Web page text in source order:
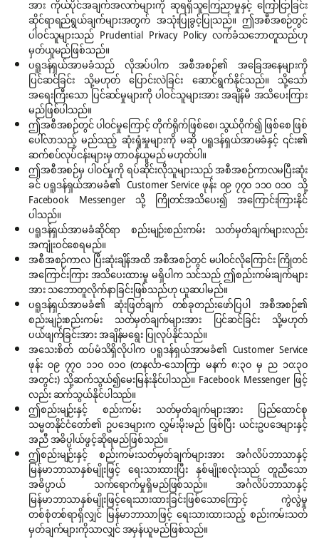
အား ကိုယ်ပိုင်အချက်အလက်များကို ဆုရရှိသူကြေညာမှုနှင့် ကြော်ငြာခြင်း
ဆိုင်ရာရည်ရွယ်ချက်များအတွက် အသုံးပြုခွင့်ပြုသည်။ ဤအစီအစဉ်တွင်
ပါဝင်သူများသည် Prudential Privacy Policy လက်ခံသဘောတူသည်ဟု
မှတ်ယူမည်ဖြစ်သည်။
ပရူဒန်ရှယ်အာမခံသည် လိုအပ်ပါက အစီအစဉ်၏ အခြေအနေများကို
ပြင်ဆင်ခြင်း သို့မဟုတ် ပြောင်းလဲခြင်း ဆောင်ရွက်နိုင်သည်။ သို့သော်
အရေးကြီးသော ပြင်ဆင်မှုများကို ပါဝင်သူများအား အချိန်မီ အသိပေးကြား
မည်ဖြစ်ပါသည်။
ဤအစီအစဉ်တွင် ပါဝင်မှုကြောင့် တိုက်ရိုက်ဖြစ်စေ၊ သွယ်၀ိုက်၍ ဖြစ်စေ ဖြစ်
ပေါ်လာသည့် မည်သည့် ဆုံးရှုံးမှုများကို မဆို ပရူဒန်ရှယ်အာမခံနှင့် ၎င်း၏
ဆက်စပ်လုပ်ငန်းများမှ တာဝန်ယူမည် မဟုတ်ပါ။
ဤအစီအစဉ်မှ ပါဝင်မှုကို ရပ်ဆိုင်းလိုသူများသည် အစီအစဉ်ကာလမပြီးဆုံး
ခင် ပရူဒန်ရှယ်အာမခံ၏ Customer Service ဖုန်း ၀၉ ၇၇၀ ၁၁၀ ၀၁၀ သို့
Facebook Messenger သို့ ကြိုတင်အသိပေး၍ အကြောင်းကြားနိုင်
ပါသည်။
ပရူဒန်ရှယ်အာမခံဆိုင်ရာ စည်းမျဉ်းစည်းကမ်း သတ်မှတ်ချက်များလည်း
အကျုံးဝင်စေရမည်။
အစီအစဉ်ကာလ ပြီးဆုံးချိန်အထိ အစီအစဉ်တွင် မပါ၀င်လိုကြောင်း ကြိုတင်
အကြောင်းကြား အသိပေးထားမှု မရှိပါက သင်သည် ဤစည်းကမ်းချက်များ
အား သဘောတူလိုက်နာခြင်းဖြစ်သည်ဟု ယူဆပါမည်။
ပရူဒန်ရှယ်အာမခံ၏ ဆုံးဖြတ်ချက် တစ်ခုတည်းဖော်ပြပါ အစီအစဉ်၏
စည်းမျဉ်းစည်းကမ်း သတ်မှတ်ချက်များအား ပြင်ဆင်ခြင်း သို့မဟုတ်
ပယ်ဖျက်ခြင်းအား အချိန်မရွေး ပြုလုပ်နိုင်သည်။
အသေးစိတ် ထပ်မံသိရှိလိုပါက ပရူဒန်ရှယ်အာမခံ၏ Customer Service
ဖုန်း ၀၉ ၇၇၀ ၁၁၀ ၀၁၀ (တနင်္လာ-သောကြာ မနက် ၈:၃၀ မှ ည ၁၀:၃၀
အတွင်း) သို့ဆက်သွယ်၍မေးမြန်းနိုင်ပါသည်။ Facebook Messenger ဖြင့်
လည်း ဆက်သွယ်နိုင်ပါသည်။
ဤစည်းမျဉ်းနှင့် စည်းကမ်း သတ်မှတ်ချက်များအား ပြည်ထောင်စု
သမ္မတနိုင်ငံတော်၏ ဥပဒေများက လွှမ်းမိုးမည် ဖြစ်ပြီး ယင်းဥပဒေများနှင့်
အညီ အဓိပ္ပါယ်ဖွင့်ဆိုရမည်ဖြစ်သည်။
ဤစည်းမျဉ်းနှင့် စည်းကမ်းသတ်မှတ်ချက်များအား အင်္ဂလိပ်ဘာသာနှင့်
မြန်မာဘာသာနှစ်မျိုးဖြင့် ရေးသားထားပြီး နှစ်မျိုးစလုံးသည် တူညီသော
အဓိပ္ပာယ် သက်ရောက်မှုရှိမည်ဖြစ်သည်။ အင်္ဂလိပ်ဘာသာနှင့်
မြန်မာဘာသာနှစ်မျိုးဖြင့်ရေးသားထားခြင်းဖြစ်သောကြောင့် ကွဲလွဲမှု
တစ်စုံတစ်ရာရှိလျှင် မြန်မာဘာသာဖြင့် ရေးသားထားသည့် စည်းကမ်းသတ်
မှတ်ချက်များကိုသာလျှင် အမှန်ယူမည်ဖြစ်သည်။